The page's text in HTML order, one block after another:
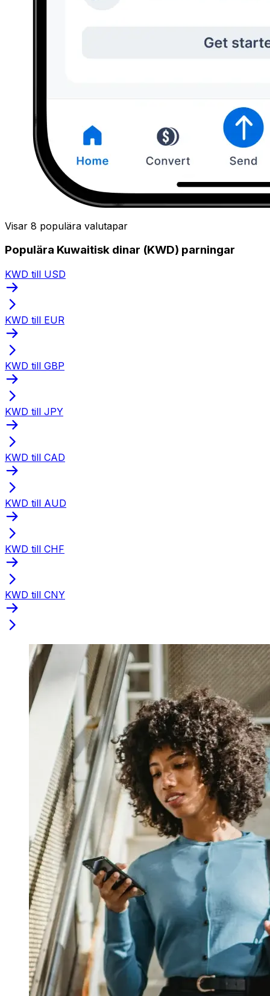
Visar 8 populära valutapar
Populära Kuwaitisk dinar (KWD) parningar
KWD till USD
KWD till EUR
KWD till GBP
KWD till JPY
KWD till CAD
KWD till AUD
KWD till CHF
KWD till CNY